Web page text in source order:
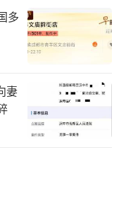
多
妻